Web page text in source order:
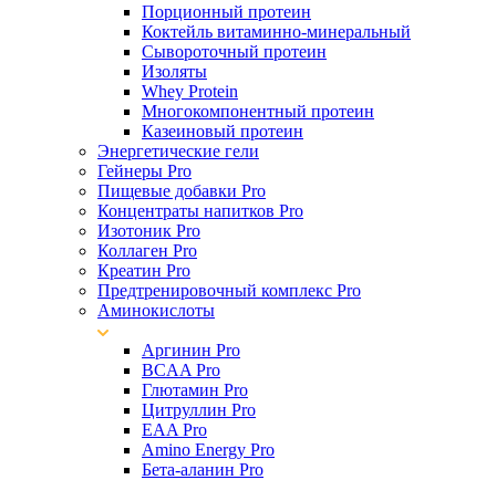
Порционный протеин
Коктейль витаминно-минеральный
Сывороточный протеин
Изоляты
Whey Protein
Многокомпонентный протеин
Казеиновый протеин
Энергетические гели
Гейнеры Pro
Пищевые добавки Pro
Концентраты напитков Pro
Изотоник Pro
Коллаген Pro
Креатин Pro
Предтренировочный комплекс Pro
Аминокислоты
Аргинин Pro
BCAA Pro
Глютамин Pro
Цитруллин Pro
EAA Pro
Amino Energy Pro
Бета-аланин Pro